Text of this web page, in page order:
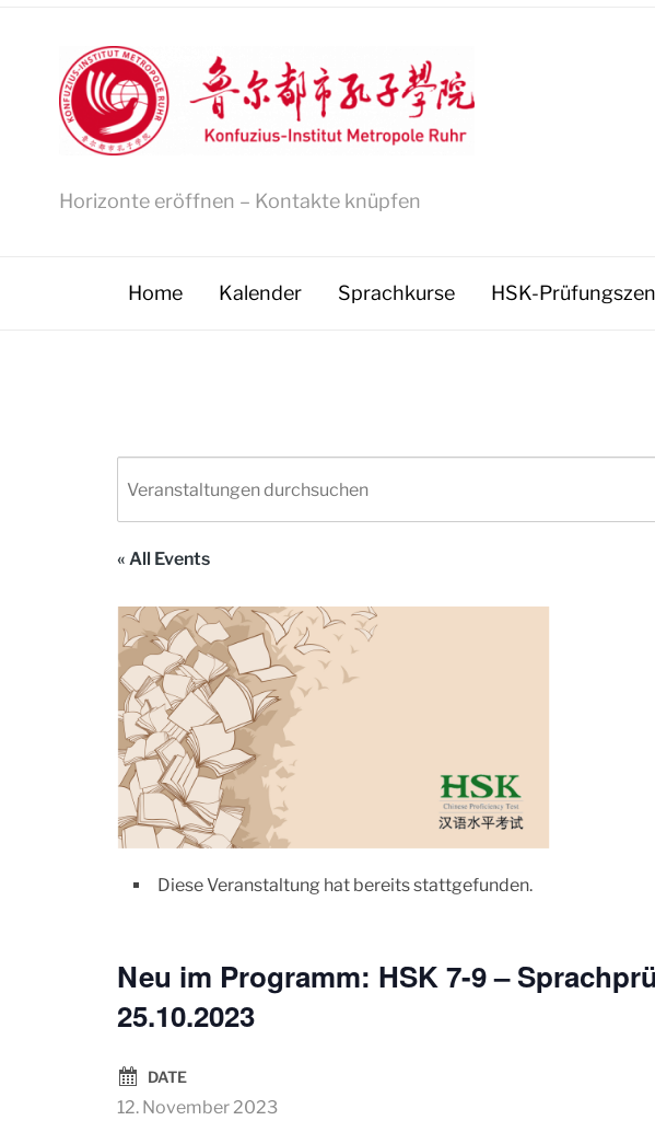
Horizonte eröffnen – Kontakte knüpfen
Home Kalender Sprachkurse HSK-
« All Events
Diese Veranstaltung hat bereits stattgefunden.
Neu im Programm: HSK 7-9 –
25.10.2023
DATE
12. November 2023